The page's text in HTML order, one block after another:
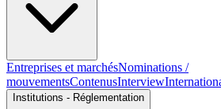
Entreprises et marchésNominations /
mouvementsContenusInterview
Institutions - Réglementation